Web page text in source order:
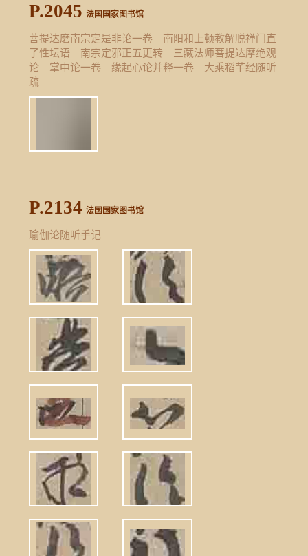
P.2045 法国国家图书馆
菩提达磨南宗定是非论一卷 南阳和上顿教解脱禅门直
了性坛语 南宗定邪正五更转 三藏法师菩提达摩绝观
论 掌中论一卷 缘起心论并释一卷 大乘稻芊经随听
疏
P.2134 法国国家图书馆
瑜伽论随听手记